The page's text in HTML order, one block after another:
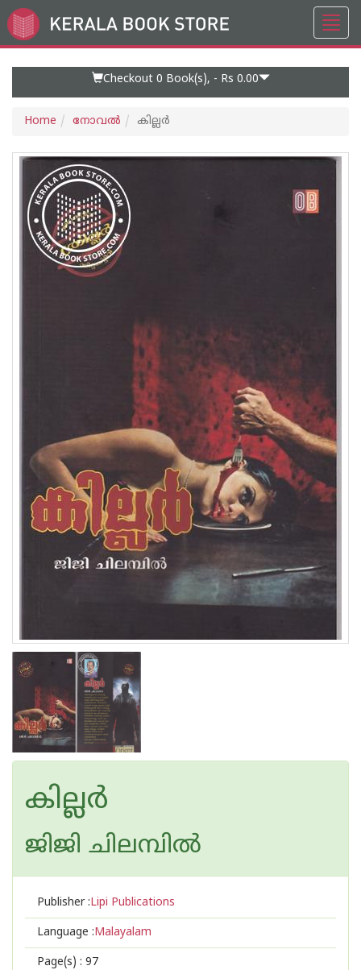
Go
to
Checkout 0 Book(s), - Rs 0.00
Home നോവല്‍ കില്ലര്‍
കില്ലര്‍
ജിജി ചിലമ്പില്‍
Publisher :Lipi Publications
Language :Malayalam
Page(s) : 97